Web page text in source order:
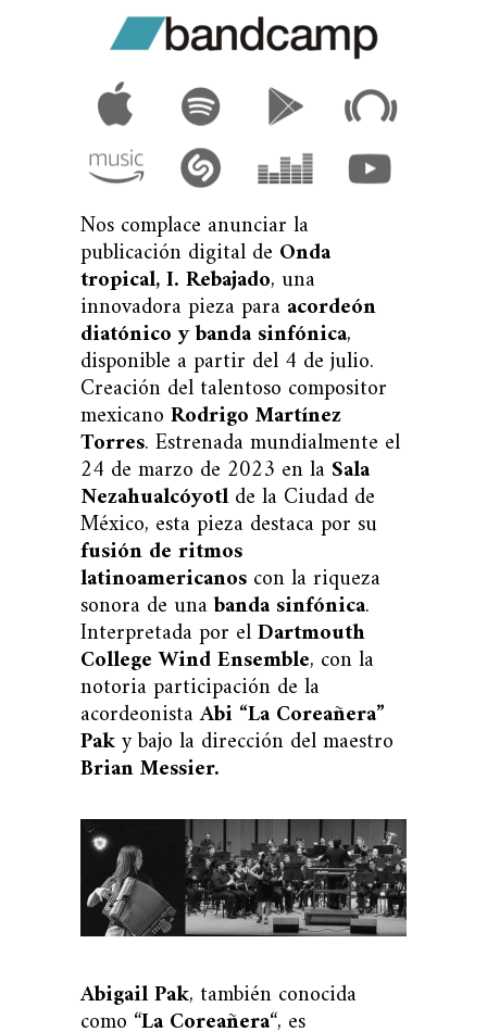
Nos complace anunciar la
publicación digital de Onda
tropical, I. Rebajado, una
innovadora pieza paraacordeón
diatónico y banda sinfónica,
disponible a partir del 4 de julio.
Creación del talentoso compositor
mexicano Rodrigo Martínez
Torres. Estrenada mundialmente el
24 de marzo de 2023 en la Sala
Nezahualcóyotlde la Ciudad de
México, esta pieza destaca por su
fusión de ritmos
latinoamericanos con la riqueza
sonora de unabanda sinfónica.
Interpretada por elDartmouth
College Wind Ensemble, con la
notoria participación de la
acordeonistaAbi “La Coreañera”
Paky bajo la dirección del maestro
Brian Messier.
Abigail Pak, también conocida
como “La Coreañera“, es